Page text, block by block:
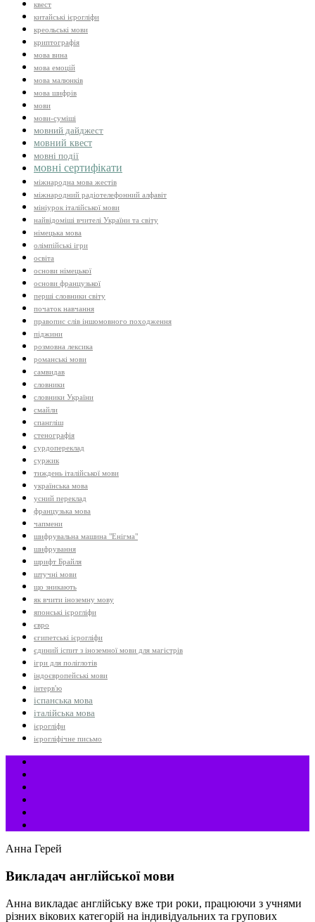
квест
китайські ієрогліфи
креольські мови
криптографія
мова вина
мова емоцій
мова малюнків
мова шифрів
мови
мови-суміші
мовний дайджест
мовний квест
мовні події
мовні сертифікати
міжнародна мова жестів
міжнародний радіотелефонний алфавіт
мініурок італійської мови
найвідоміші вчителі України та світу
німецька мова
олімпійські ігри
освіта
основи німецької
основи французької
перші словники світу
початок навчання
правопис слів іншомовного походження
піджини
розмовна лексика
романські мови
самвидав
словники
словники України
смайли
спангліш
стенографія
сурдопереклад
суржик
тиждень італійської мови
українська мова
усний переклад
французька мова
чапмени
шифрувальна машина "Енігма"
шифрування
шрифт Брайля
штучні мови
що зникають
як вчити іноземну мову
японські ієрогліфи
євро
єгипетські ієрогліфи
єдиний іспит з іноземної мови для магістрів
ігри для поліглотів
індоєвропейські мови
інтерв'ю
іспанська мова
італійська мова
ієрогліфи
ієрогліфічне письмо
Анна Герей
Викладач англійської мови
Анна викладає англійську вже три роки, працюючи з учнями
різних вікових категорій на індивідуальних та групових